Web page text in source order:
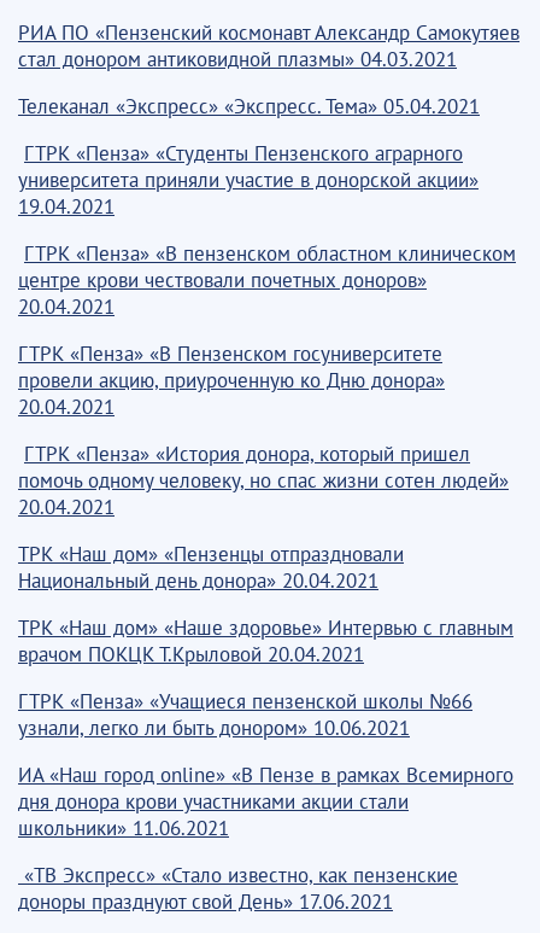
РИА ПО «Пензенский космонавт Александр Самокутяев
стал донором антиковидной плазмы» 04.03.2021
Телеканал «Экспресс» «Экспресс. Тема» 05.04.2021
ГТРК «Пенза» «Студенты Пензенского аграрного
университета приняли участие в донорской акции»
19.04.2021
ГТРК «Пенза» «В пензенском областном клиническом
центре крови чествовали почетных доноров»
20.04.2021
ГТРК «Пенза» «В Пензенском госуниверситете
провели акцию, приуроченную ко Дню донора»
20.04.2021
ГТРК «Пенза» «История донора, который пришел
помочь одному человеку, но спас жизни сотен людей»
20.04.2021
ТРК «Наш дом» «Пензенцы отпраздновали
Национальный день донора» 20.04.2021
ТРК «Наш дом» «Наше здоровье» Интервью с главным
врачом ПОКЦК Т.Крыловой 20.04.2021
ГТРК «Пенза» «Учащиеся пензенской школы №66
узнали, легко ли быть донором» 10.06.2021
ИА «Наш город online» «В Пензе в рамках Всемирного
дня донора крови участниками акции стали
школьники» 11.06.2021
«ТВ Экспресс» «Стало известно, как пензенские
доноры празднуют свой День» 17.06.2021